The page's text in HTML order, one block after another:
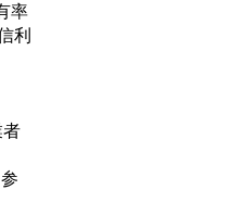
率
利
者